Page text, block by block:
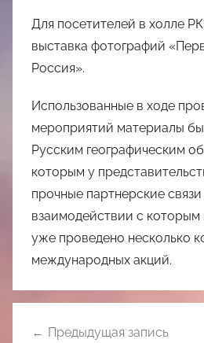
Для посетителей в холле
выставка фотографий
Россия».
Использованные в ходе
мероприятий материалы
Русским географическим
которым у
прочные партнерские
взаимодействии с которым
уже проведено несколько
международных акций.
Предыдущая запись